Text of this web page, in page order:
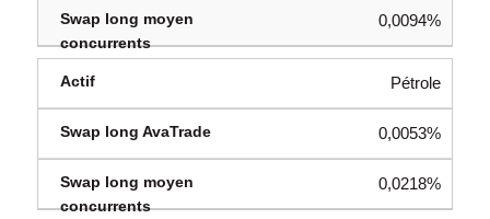
0,0094%
Pétrole
0,0053%
0,0218%